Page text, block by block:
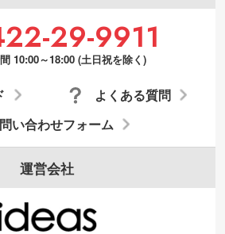
29-9911
10:00～18:00 (土日祝を除く)
い合わせフォーム
よくある質問
運営会社